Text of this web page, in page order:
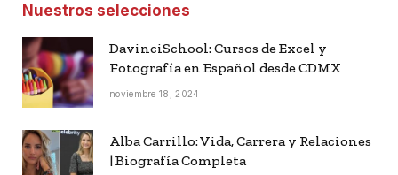
Nuestros selecciones
DavinciSchool: Cursos de Excel y
Fotografía en Español desde CDMX
noviembre 18, 2024
Alba Carrillo: Vida, Carrera y Relaciones
| Biografía Completa